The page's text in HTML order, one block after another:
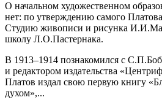
О начальном художественном
нет: по утверждению самого
Студию живописи и рисунка
школу Л.О.Пастернака.
В 1913–1914 познакомился с
и редактором издательства
Платов издал свою первую книгу
духом»,...